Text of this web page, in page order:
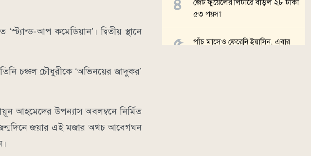
আপ কমেডিয়ান’। দ্বিতীয় স্থানে
চঞ্চল চৌধুরীকে ‘অভিনয়ের জাদুকর’
আহমেদের উপন্যাস অবলম্বনে নির্মিত
জন্মদিনে জয়ার এই মজার অথচ আবেগঘন
জেট ফুয়েলের লিটারে বাড়ল ২৮ টাকা
৫৩ পয়সা
পাঁচ মাসেও ফেরেনি ইয়াসিন, এবার